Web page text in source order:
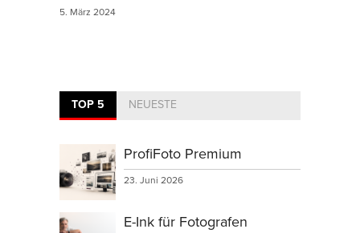
5. März 2024
TOP 5 NEUESTE
ProfiFoto Premium
23. Juni 2026
E-Ink für Fotografen